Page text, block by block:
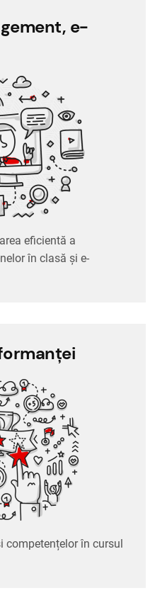
e-
eficientă a
în clasă și e-
e-
eficientă a
în clasă și e-
competențelor în cursul
performanței
competențelor în cursul
sesiunii de evaluare.